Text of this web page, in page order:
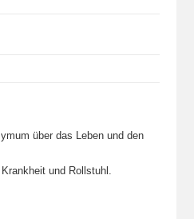
über das Leben und den
und Rollstuhl.